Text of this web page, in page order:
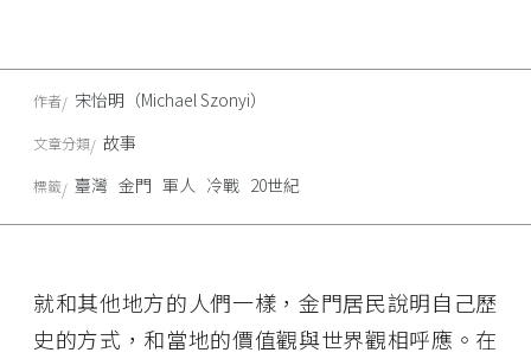
就和其他地方的人們一樣，金門居民說明自己歷
史的方式，和當地的價值觀與世界觀相呼應。在
作者 宋怡明（Michael Szonyi）
文章分類 故事
標籤 臺灣 金門 軍人 冷戰 20世紀